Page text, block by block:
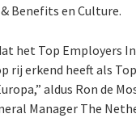
Benefits en Culture.
het Top Employers
rij erkend heeft als
aldus Ron de
Manager The